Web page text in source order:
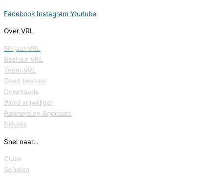
Facebook Instagram Youtube
Over VRL
50 jaar VRL
Bestuur VRL
Team VRL
Goed bestuur
Downloads
Word vrijwilliger
Partners en Sponsors
Nieuws
Snel naar…
Clubs
Scholen